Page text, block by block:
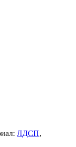
ЛДСП,